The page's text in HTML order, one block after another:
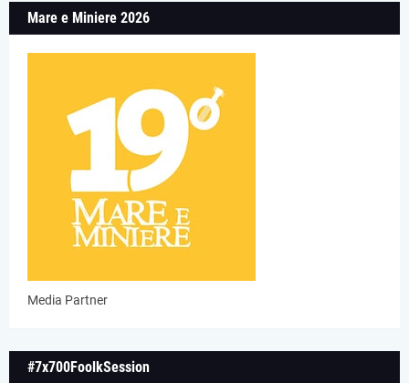
Mare e Miniere 2026
Media Partner
#7x700FoolkSession